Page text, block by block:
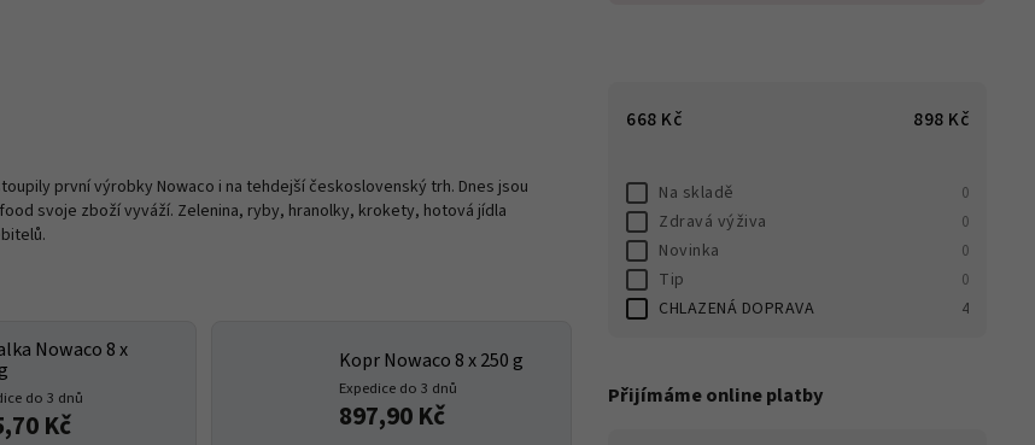
668 Kč 898 Kč
Na skladě 0
Zdravá výživa 0
Novinka 0
Tip 0
CHLAZENÁ DOPRAVA 4
Přijímáme online platby
první výrobky Nowaco i na tehdejší československý trh. Dnes jsou
svoje zboží vyváží. Zelenina, ryby, hranolky, krokety, hotová jídla
Nowaco 8 x
do 3 dnů
Kč
Kopr Nowaco 8 x 250 g
Expedice do 3 dnů
897,90 Kč